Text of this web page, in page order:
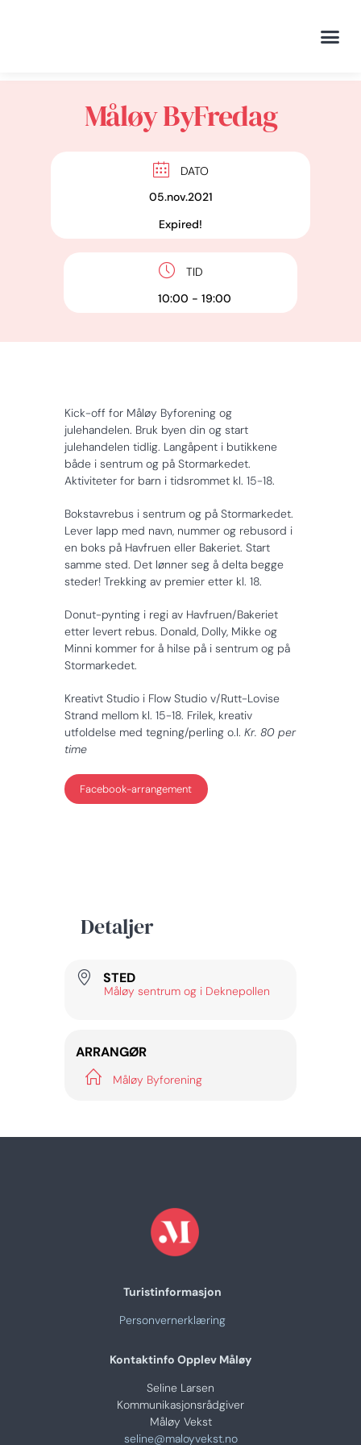
Måløy ByFredag
DATO
05.nov.2021
Expired!
TID
10:00 - 19:00
Kick-off for Måløy Byforening og
julehandelen. Bruk byen din og start
julehandelen tidlig. Langåpent i butikkene
både i sentrum og på Stormarkedet.
Aktiviteter for barn i tidsrommet kl. 15-18.
Bokstavrebus i sentrum og på Stormarkedet.
Lever lapp med navn, nummer og rebusord i
en boks på Havfruen eller Bakeriet. Start
samme sted. Det lønner seg å delta begge
steder! Trekking av premier etter kl. 18.
Donut-pynting i regi av Havfruen/Bakeriet
etter levert rebus. Donald, Dolly, Mikke og
Minni kommer for å hilse på i sentrum og på
Stormarkedet.
Kreativt Studio i Flow Studio v/Rutt-Lovise
Strand mellom kl. 15-18. Frilek, kreativ
utfoldelse med tegning/perling o.l. Kr. 80 per
time
Facebook-arrangement
Detaljer
STED
Måløy sentrum og i Deknepollen
ARRANGØR
Måløy Byforening
Turistinformasjon
Personvernerklæring
Kontaktinfo Opplev Måløy
Seline Larsen
Kommunikasjonsrådgiver
Måløy Vekst
seline@maloyvekst.no